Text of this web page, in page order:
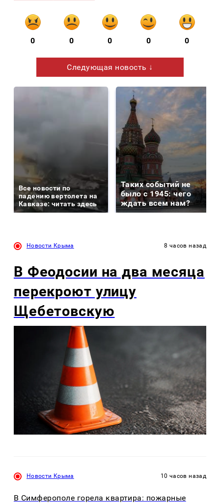
0 0 0 0 0
Следующая новость ↓
Все новости по
падению вертолета на
Кавказе: читать здесь
Таких событий не
было с 1945: чего
ждать всем нам?
Новости Крыма 8 часов назад
В Феодосии на два месяца
перекроют улицу
Щебетовскую
Новости Крыма 10 часов назад
В Симферополе горела квартира: пожарные